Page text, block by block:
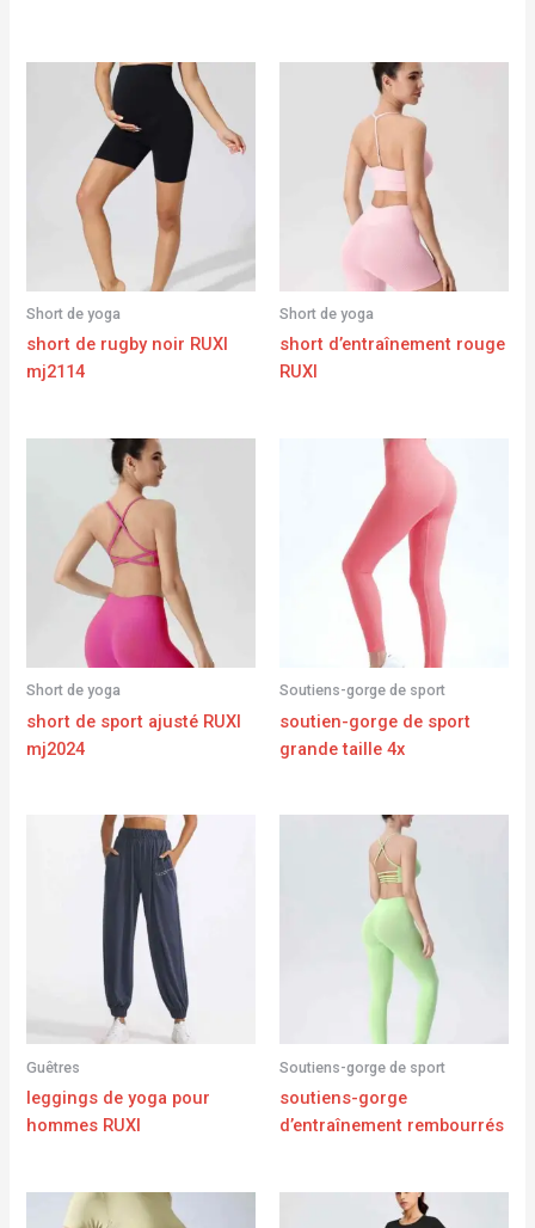
Short de yoga
short de rugby noir RUXI
mj2114
Short de yoga
short d’entraînement rouge
RUXI
Short de yoga
short de sport ajusté RUXI
mj2024
Soutiens-gorge de sport
soutien-gorge de sport
grande taille 4x
Guêtres
leggings de yoga pour
hommes RUXI
Soutiens-gorge de sport
soutiens-gorge
d’entraînement rembourrés